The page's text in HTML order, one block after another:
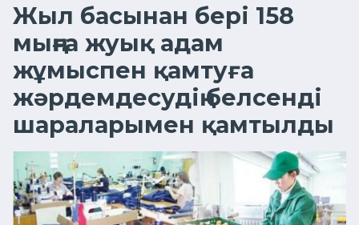
Жыл басынан бері 158
мыңға жуық адам
жұмыспен қамтуға
жәрдемдесудің белсенді
шараларымен қамтылды